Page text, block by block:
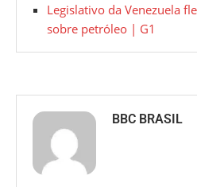
Legislativo da Venezuela
sobre petróleo | G1
BBC BRASIL